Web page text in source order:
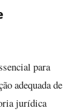
para
adequada de
jurídica